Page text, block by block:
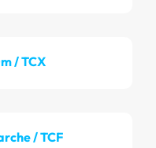
/ TCX
/ TCF